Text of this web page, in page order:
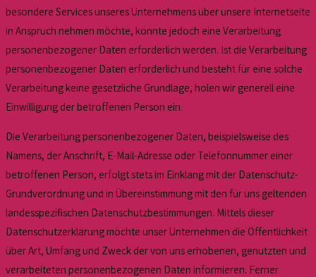
besondere Services unseres Unternehmens über unsere Internetseite
in Anspruch nehmen möchte, könnte jedoch eine Verarbeitung
personenbezogener Daten erforderlich werden. Ist die Verarbeitung
personenbezogener Daten erforderlich und besteht für eine solche
Verarbeitung keine gesetzliche Grundlage, holen wir generell eine
Einwilligung der betroffenen Person ein.
Die Verarbeitung personenbezogener Daten, beispielsweise des
Namens, der Anschrift, E-Mail-Adresse oder Telefonnummer einer
betroffenen Person, erfolgt stets im Einklang mit der Datenschutz-
Grundverordnung und in Übereinstimmung mit den für uns geltenden
landesspezifischen Datenschutzbestimmungen. Mittels dieser
Datenschutzerklärung möchte unser Unternehmen die Öffentlichkeit
über Art, Umfang und Zweck der von uns erhobenen, genutzten und
verarbeiteten personenbezogenen Daten informieren. Ferner